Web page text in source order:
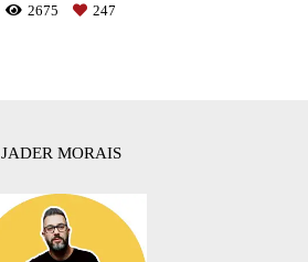
2675 247
JADER MORAIS